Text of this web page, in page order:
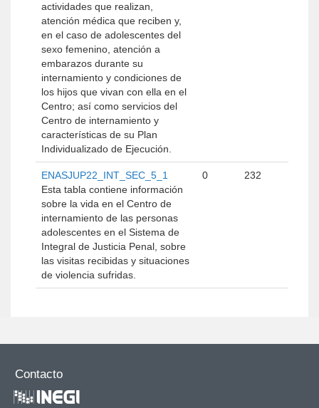
actividades que realizan,
atención médica que reciben y,
en el caso de adolescentes del
sexo femenino, atención a
embarazos durante su
internamiento y condiciones de
los hijos que vivan con ella en el
Centro; así como servicios del
Centro de internamiento y
características de su Plan
Individualizado de Ejecución.
ENASJUP22_INT_SEC_5_1
Esta tabla contiene información
sobre la vida en el Centro de
internamiento de las personas
adolescentes en el Sistema de
Integral de Justicia Penal, sobre
las visitas recibidas y situaciones
de violencia sufridas.
0 232
Contacto